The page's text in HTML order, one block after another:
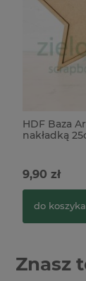
HDF Baza
nakładką
9,90 zł
do koszyka
Znasz